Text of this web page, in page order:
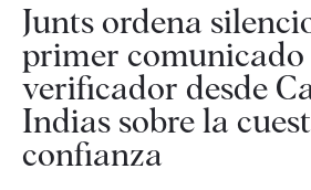
Junts ordena
primer comunicado
verificador desde
Indias sobre la
confianza